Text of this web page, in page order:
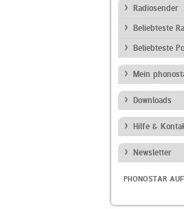
Radiosender
Beliebteste
Beliebteste
Mein
Downloads
Hilfe &
Newsletter
PHONOSTAR AUF